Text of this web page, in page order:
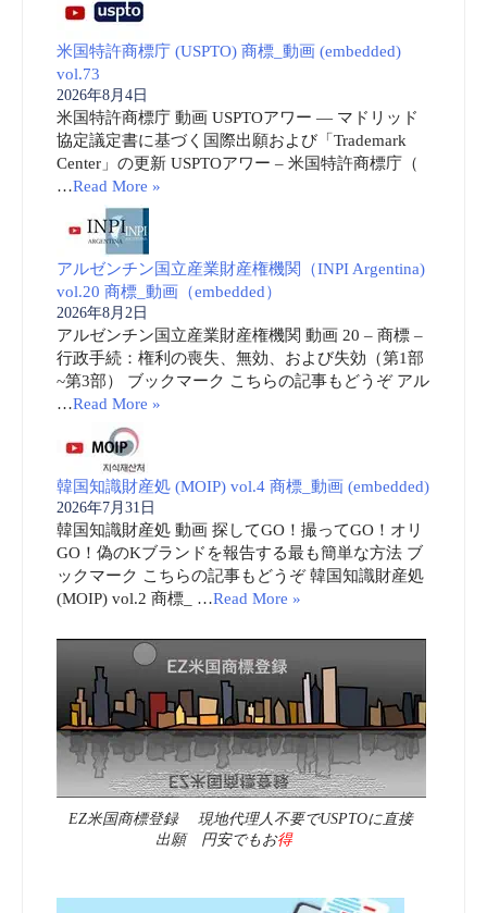
米国特許商標庁 (USPTO) 商標_動画 (embedded)
vol.73
2026年8月4日
米国特許商標庁 動画 USPTOアワー ― マドリッド
協定議定書に基づく国際出願および「Trademark
Center」の更新 USPTOアワー – 米国特許商標庁（
…Read More »
アルゼンチン国立産業財産権機関（INPI Argentina)
vol.20 商標_動画（embedded）
2026年8月2日
アルゼンチン国立産業財産権機関 動画 20 – 商標 –
行政手続：権利の喪失、無効、および失効（第1部
~第3部） ブックマーク こちらの記事もどうぞ アル
…Read More »
韓国知識財産処 (MOIP) vol.4 商標_動画 (embedded)
2026年7月31日
韓国知識財産処 動画 探してGO！撮ってGO！オリ
GO！偽のKブランドを報告する最も簡単な方法 ブ
ックマーク こちらの記事もどうぞ 韓国知識財産処
(MOIP) vol.2 商標_ …Read More »
EZ米国商標登録 現地代理人不要でUSPTOに直接
出願 円安でもお得